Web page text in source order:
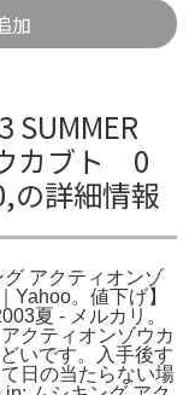
加
カブト 0
の詳細情報
アクティオンゾ
Yahoo。値下げ】
夏 - メルカリ。
クティオンゾウカ
いです。入手後す
日の当たらない場